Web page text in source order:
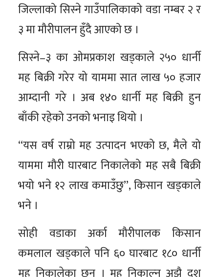
जिल्लाको सिस्ने गाउँपालिकाको वडा नम्बर २ र
३ मा मौरीपालन हुँदै आएको छ ।
सिस्ने–३ का ओमप्रकाश खड्काले २५० धार्नी
मह बिक्री गरेर यो याममा सात लाख ५० हजार
आम्दानी गरे । अब १४० धार्नी मह बिक्री हुन
बाँकी रहेको उनको भनाइ थियो ।
“यस वर्ष राम्रो मह उत्पादन भएको छ, मैले यो
याममा मौरी घारबाट निकालेको मह सबै बिक्री
भयो भने १२ लाख कमाउँछु”, किसान खड्काले
भने ।
सोही वडाका अर्का मौरीपालक किसान
कमलाल खड्काले पनि ६० घारबाट १८० धार्नी